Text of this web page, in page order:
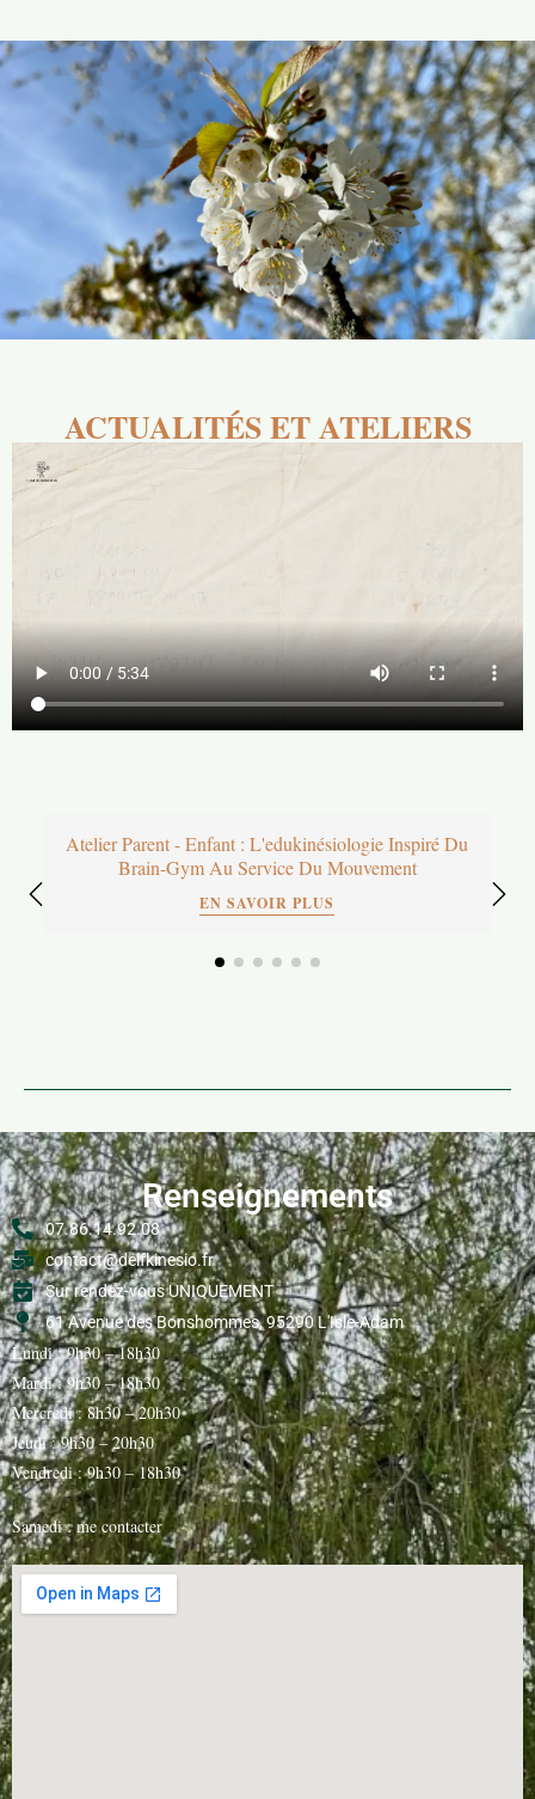
ACTUALITÉS ET ATELIERS
Atelier Parent - Enfant : L'edukinésiologie Inspiré Du
Brain-Gym Au Service Du Mouvement
EN SAVOIR PLUS
Renseignements
07.86.14.92.08
contact@delfkinesio.fr
Sur rendez-vous UNIQUEMENT
61 Avenue des Bonshommes, 95290 L'Isle-Adam
Lundi : 9h30 – 18h30
Mardi : 9h30 – 18h30
Mercredi : 8h30 – 20h30
Jeudi : 9h30 – 20h30
Vendredi : 9h30 – 18h30
Samedi : me contacter